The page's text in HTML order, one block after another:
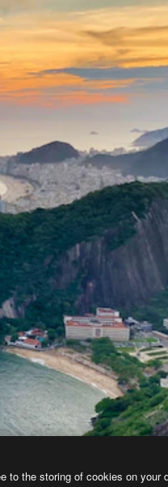
to the storing of cookies on your